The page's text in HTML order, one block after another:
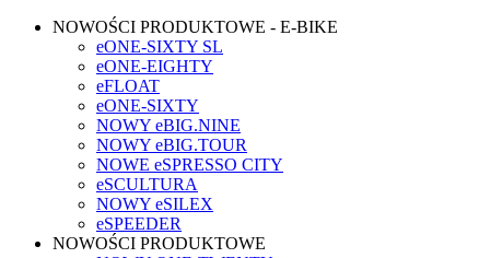
NOWOŚCI PRODUKTOWE - E-BIKE
eONE-SIXTY SL
eONE-EIGHTY
eFLOAT
eONE-SIXTY
NOWY eBIG.NINE
NOWY eBIG.TOUR
NOWE eSPRESSO CITY
eSCULTURA
NOWY eSILEX
eSPEEDER
NOWOŚCI PRODUKTOWE